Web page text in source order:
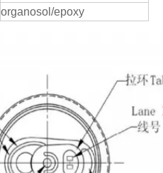
organosol/epoxy